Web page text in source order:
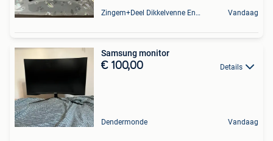
Zingem+Deel Dikkelvenne En Nederzwalm-Hermelgem Vandaag
Samsung monitor
€ 100,00 Details
Dendermonde Vandaag